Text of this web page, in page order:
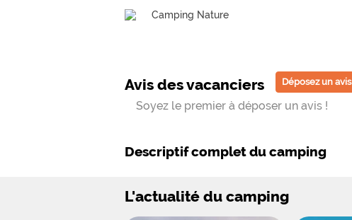
Camping Nature
Avis des vacanciers Déposez un avis
Soyez le premier à déposer un avis !
Descriptif complet du camping
L'actualité du camping